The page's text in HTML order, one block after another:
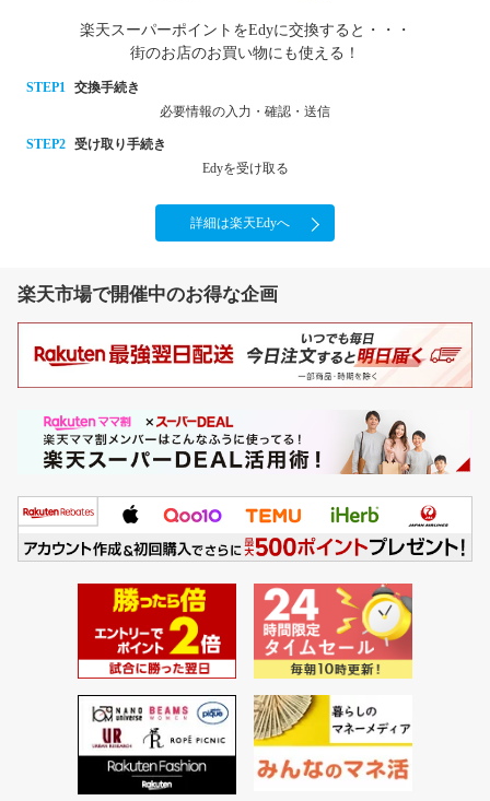
楽天スーパーポイントをEdyに交換すると・・・
街のお店のお買い物にも使える！
STEP1 交換手続き
必要情報の入力・確認・送信
STEP2 受け取り手続き
Edyを受け取る
詳細は楽天Edyへ
楽天市場で開催中のお得な企画